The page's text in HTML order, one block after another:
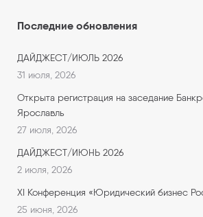
Последние обновления
ДАЙДЖЕСТ/ИЮЛЬ 2026
31 июля, 2026
Открыта регистрация на заседание
Ярославль
27 июля, 2026
ДАЙДЖЕСТ/ИЮНЬ 2026
2 июля, 2026
XI Конференция «Юридический бизнес
25 июня, 2026